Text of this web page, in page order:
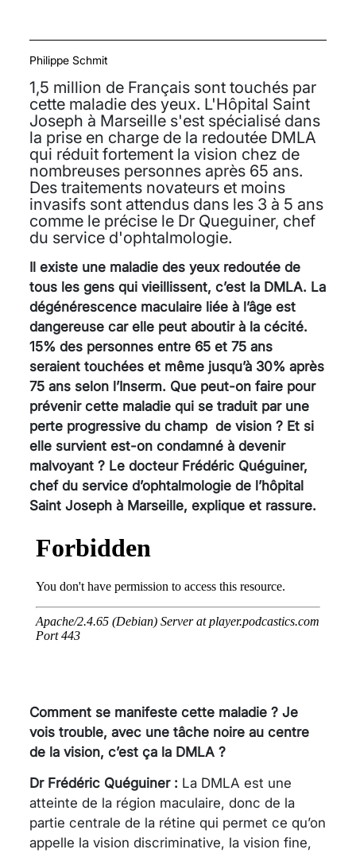
1,5 million de Français sont touchés par
cette maladie des yeux. L'Hôpital Saint
Joseph à Marseille s'est spécialisé dans
la prise en charge de la redoutée DMLA
qui réduit fortement la vision chez de
nombreuses personnes après 65 ans.
Des traitements novateurs et moins
invasifs sont attendus dans les 3 à 5 ans
comme le précise le Dr Queguiner, chef
du service d'ophtalmologie.
Philippe Schmit
Il existe une maladie des yeux redoutée de
tous les gens qui vieillissent, c’est la DMLA. La
dégénérescence maculaire liée à l’âge est
dangereuse car elle peut aboutir à la cécité.
15% des personnes entre 65 et 75 ans
seraient touchées et même jusqu’à 30% après
75 ans selon l’Inserm. Que peut-on faire pour
prévenir cette maladie qui se traduit par une
perte progressive du champ de vision ? Et si
elle survient est-on condamné à devenir
malvoyant ? Le docteur Frédéric Quéguiner,
chef du service d’ophtalmologie de l’hôpital
Saint Joseph à Marseille, explique et rassure.
Comment se manifeste cette maladie ? Je
vois trouble, avec une tâche noire au centre
de la vision, c’est ça la DMLA ?
Dr Frédéric Quéguiner : La DMLA est une
atteinte de la région maculaire, donc de la
partie centrale de la rétine qui permet ce qu’on
appelle la vision discriminative, la vision fine,